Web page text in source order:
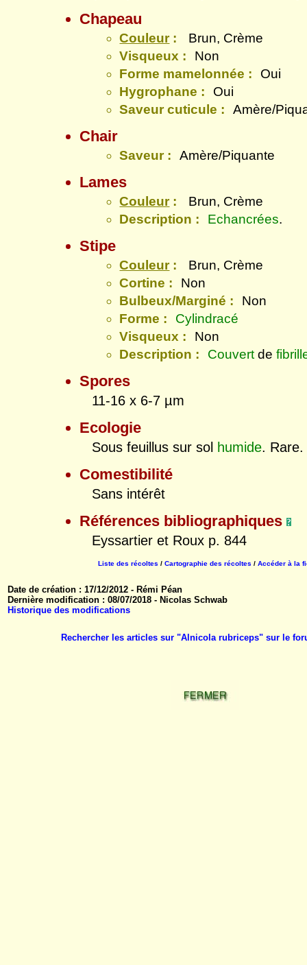
Chapeau
Couleur:
Brun, Crème
Visqueux :
Non
Forme mamelonnée :
Oui
Hygrophane :
Oui
Saveur cuticule :
Amère/
Chair
Saveur : Amère/Piquante
Lames
Couleur:
Brun, Crème
Description :
Echancrées.
Stipe
Couleur:
Brun, Crème
Cortine :
Non
Bulbeux/Marginé :
Non
Forme :
Cylindracé
Visqueux :
Non
Description :
Couvertde
Spores
11-16 x 6-7 µm
Ecologie
Sous feuillus sur sol humide. Rare.
Comestibilité
Sans intérêt
Références bibliographiques
Eyssartier et Roux p. 844
Liste des récoltes /Cartographie des récoltes /Accéder à la
Date de création : 17/12/2012 - Rémi Péan
Dernière modification : 08/07/2018 - Nicolas Schwab
Historique des modifications
Rechercher les articles sur "Alnicola rubriceps" sur le